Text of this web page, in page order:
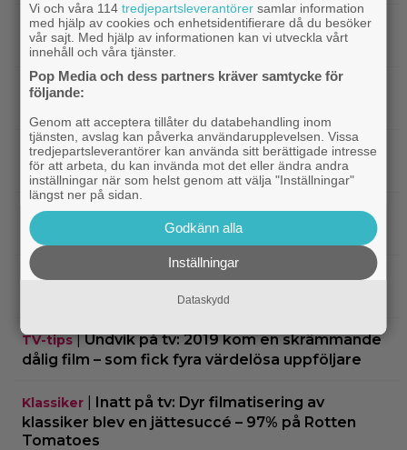
HBO Max|Två nya skådisar redo att skapa
drama i ”Heated Rivalry” säsong 2
Netflix|Netflix har stängt in en snubbe i en
Dokumentär|Hör Sveriges märkligaste skratt i
trailern till ”Bäst i världen”
Bioaktuellt|Ny milstolpe för ”The Odyssey” –
kan bli Nolans mest inkomstbringande film
Disney|Dwayne Johnson försvarar ”Vaiana”
efter sågningarna: ”Sånt händer”
TV-tips|Undvik på tv: 2019 kom en skrämmande
dålig film – som fick fyra värdelösa uppföljare
Klassiker
Inatt på tv: Dyr filmatisering av
klassiker blev en jättesuccé – 97% på Rotten
Tomatoes
Vi och våra 114tredjepartsleverantörer samlar information
med hjälp av cookies och enhetsidentifierare då du besöker
vår sajt. Med hjälp av informationen kan vi utveckla vårt
innehåll och våra tjänster.
Pop Media och dess partners kräver samtycke för
följande:
Genom att acceptera tillåter du databehandling inom
tjänsten, avslag kan påverka användarupplevelsen. Vissa
tredjepartsleverantörer kan använda sitt berättigade intresse
för att arbeta, du kan invända mot det eller ändra andra
inställningar när som helst genom att välja "Inställningar"
längst ner på sidan.
Godkänn alla
Inställningar
Dataskydd